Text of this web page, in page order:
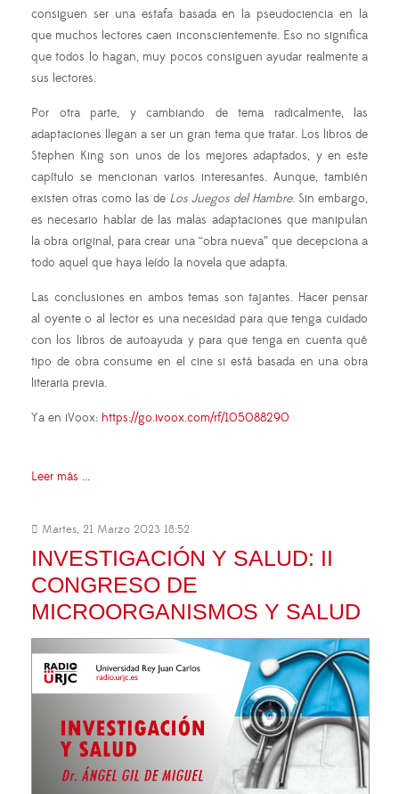
consiguen ser una estafa basada en la pseudociencia en la
que muchos lectores caen inconscientemente. Eso no significa
que todos lo hagan, muy pocos consiguen ayudar realmente a
sus lectores.
Por otra parte, y cambiando de tema radicalmente, las
adaptaciones llegan a ser un gran tema que tratar. Los libros de
Stephen King son unos de los mejores adaptados, y en este
capítulo se mencionan varios interesantes. Aunque, también
existen otras como las de Los Juegos del Hambre. Sin embargo,
es necesario hablar de las malas adaptaciones que manipulan
la obra original, para crear una “obra nueva” que decepciona a
todo aquel que haya leído la novela que adapta.
Las conclusiones en ambos temas son tajantes. Hacer pensar
al oyente o al lector es una necesidad para que tenga cuidado
con los libros de autoayuda y para que tenga en cuenta qué
tipo de obra consume en el cine si está basada en una obra
literaria previa.
Ya en iVoox: https://go.ivoox.com/rf/105088290
Leer más ...
Martes, 21 Marzo 2023 18:52
INVESTIGACIÓN Y SALUD: II
CONGRESO DE
MICROORGANISMOS Y SALUD